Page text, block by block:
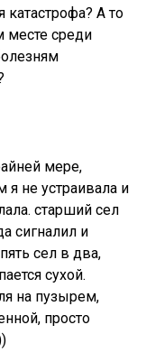
катастрофа? А то
среди
мере,
я не устраивала и
старший сел
сигналил и
сел в два,
сухой.
на пузырем,
просто